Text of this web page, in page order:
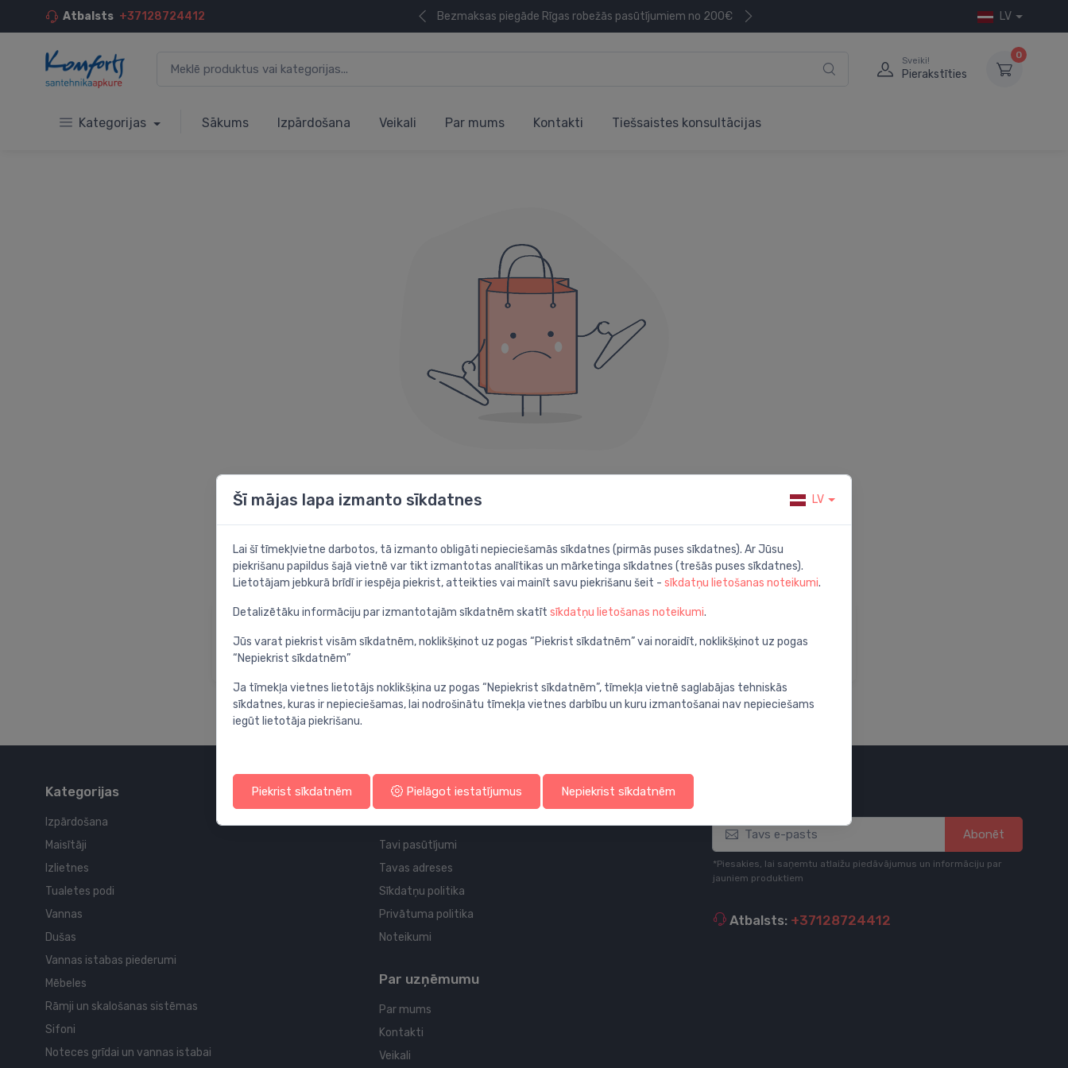
Atbalsts +37128724412 Bezmaksas piegāde Rīgas robežās pasūtījumiem no 200€ LV
Sveiki!
Pierakstīties
0
Kategorijas Sākums Izpārdošana Veikali Par mums Kontakti Tiešsaistes konsultācijas
404 kļūda
Iespējams noder kāda no šīm sadaļām:
Atgriezties sākumlapā
Atrodi ar detalizētu
Apmeklē mūsu palīdzības
Kategorijas
Izpārdošana
Maisītāji
Izlietnes
Tualetes podi
Vannas
Dušas
Vannas istabas piederumi
Mēbeles
Rāmji un skalošanas sistēmas
Sifoni
Noteces grīdai un vannas istabai
Profila un piegādes informācija
Tavs konts
Tavi pasūtījumi
Tavas adreses
Sīkdatņu politika
Privātuma politika
Noteikumi
Par uzņēmumu
Par mums
Kontakti
Veikali
Abonēt
*Piesakies, lai saņemtu atlaižu piedāvājumus un informāciju par
jauniem produktiem
Atbalsts: +37128724412
Šī mājas lapa izmanto sīkdatnes LV
Lai šī tīmekļvietne darbotos, tā izmanto obligāti nepieciešamās sīkdatnes (pirmās puses sīkdatnes). Ar Jūsu
piekrišanu papildus šajā vietnē var tikt izmantotas analītikas un mārketinga sīkdatnes (trešās puses sīkdatnes).
Lietotājam jebkurā brīdī ir iespēja piekrist, atteikties vai mainīt savu piekrišanu šeit - sīkdatņu lietošanas noteikumi.
Detalizētāku informāciju par izmantotajām sīkdatnēm skatīt sīkdatņu lietošanas noteikumi.
Jūs varat piekrist visām sīkdatnēm, noklikšķinot uz pogas “Piekrist sīkdatnēm” vai noraidīt, noklikšķinot uz pogas
“Nepiekrist sīkdatnēm”
Ja tīmekļa vietnes lietotājs noklikšķina uz pogas “Nepiekrist sīkdatnēm”, tīmekļa vietnē saglabājas tehniskās
sīkdatnes, kuras ir nepieciešamas, lai nodrošinātu tīmekļa vietnes darbību un kuru izmantošanai nav nepieciešams
iegūt lietotāja piekrišanu.
Piekrist sīkdatnēm Pielāgot iestatījumus Nepiekrist sīkdatnēm